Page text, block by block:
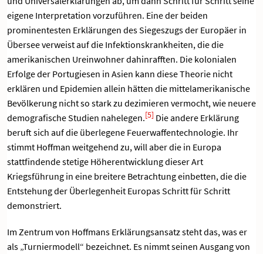
eigene Interpretation vorzuführen. Eine der beiden
prominentesten Erklärungen des Siegeszugs der Europäer in
Übersee verweist auf die Infektionskrankheiten, die die
amerikanischen Ureinwohner dahinrafften. Die kolonialen
Erfolge der Portugiesen in Asien kann diese Theorie nicht
erklären und Epidemien allein hätten die mittelamerikanische
Bevölkerung nicht so stark zu dezimieren vermocht, wie neuere
demografische Studien nahelegen.[5] Die andere Erklärung
beruft sich auf die überlegene Feuerwaffentechnologie. Ihr
stimmt Hoffman weitgehend zu, will aber die in Europa
stattfindende stetige Höherentwicklung dieser Art
Kriegsführung in eine breitere Betrachtung einbetten, die die
Entstehung der Überlegenheit Europas Schritt für Schritt
demonstriert.
Im Zentrum von Hoffmans Erklärungsansatz steht das, was er
als „Turniermodell“ bezeichnet. Es nimmt seinen Ausgang von